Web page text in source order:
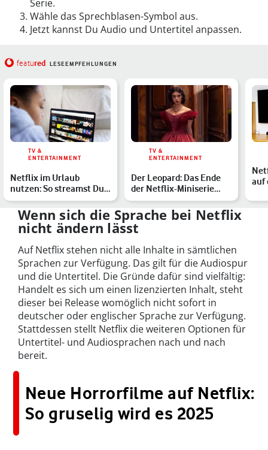
Serie.
Wähle das Sprechblasen-Symbol aus.
Jetzt kannst Du Audio und Untertitel anpassen.
featured LESEEMPFEHLUNGEN
TV &
ENTERTAINMENT
Netflix im Urlaub
nutzen: So streamst Du
im Ausland
TV &
ENTERTAINMENT
Der Leopard: Das Ende
der Netflix-Miniserie
erklärt
auf
Wenn sich die Sprache bei Netflix
nicht ändern lässt
Auf Netflix stehen nicht alle Inhalte in sämtlichen
Sprachen zur Verfügung. Das gilt für die Audiospur
und die Untertitel. Die Gründe dafür sind vielfältig:
Handelt es sich um einen lizenzierten Inhalt, steht
dieser bei Release womöglich nicht sofort in
deutscher oder englischer Sprache zur Verfügung.
Stattdessen stellt Netflix die weiteren Optionen für
Untertitel- und Audiosprachen nach und nach
bereit.
Neue Horrorfilme auf Netflix:
So gruselig wird es 2025